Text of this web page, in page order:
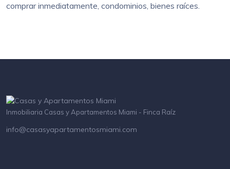
comprar inmediatamente, condominios, bienes raíces.
Inmobiliaria Casas y Apartamentos Miami - Finca Raíz
info@casasyapartamentosmiami.com